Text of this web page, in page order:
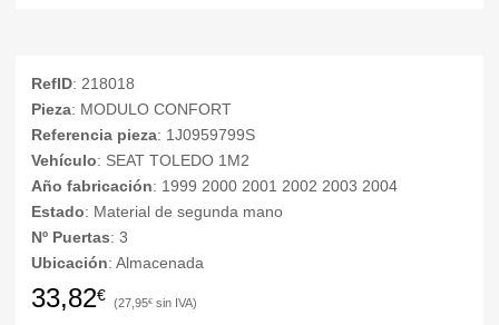
RefID: 218018
Pieza: MODULO CONFORT
Referencia pieza: 1J0959799S
Vehículo: SEAT TOLEDO 1M2
Año fabricación: 1999 2000 2001 2002 2003 2004
Estado: Material de segunda mano
Nº Puertas: 3
Ubicación: Almacenada
33,82€ 27,95€